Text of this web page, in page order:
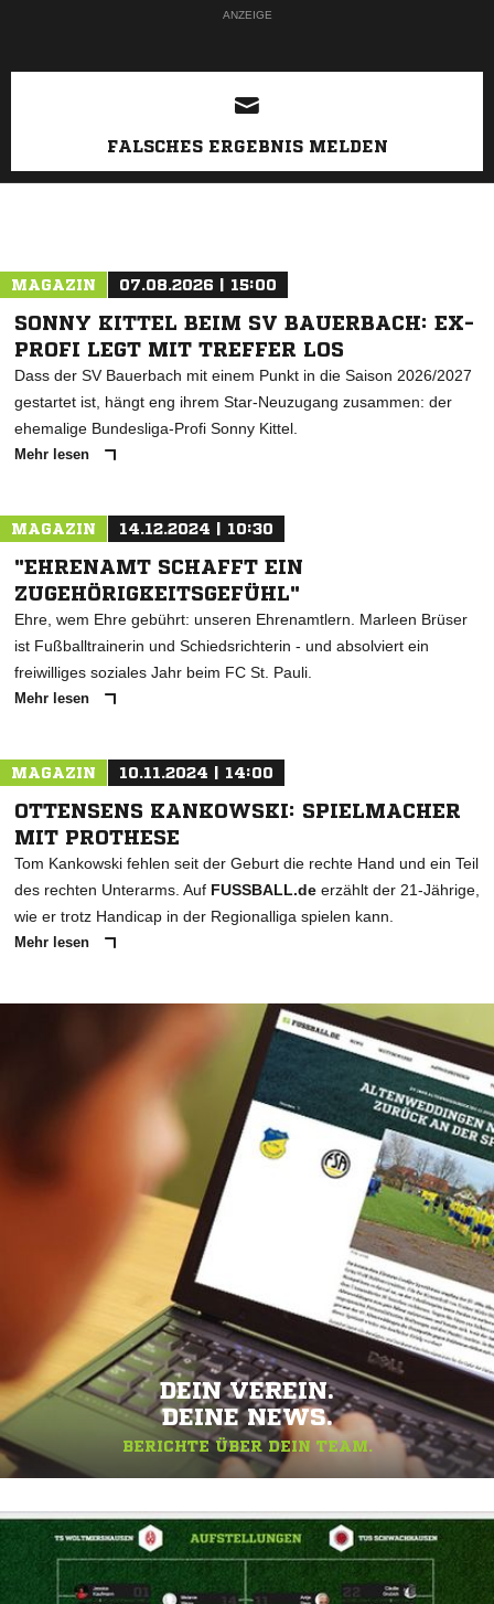
ANZEIGE
FALSCHES ERGEBNIS MELDEN
MAGAZIN 07.08.2026 | 15:00
SONNY KITTEL BEIM SV BAUERBACH: EX-
PROFI LEGT MIT TREFFER LOS
Dass der SV Bauerbach mit einem Punkt in die Saison 2026/2027
gestartet ist, hängt eng ihrem Star-Neuzugang zusammen: der
ehemalige Bundesliga-Profi Sonny Kittel.
Mehr lesen
MAGAZIN 14.12.2024 | 10:30
"EHRENAMT SCHAFFT EIN
ZUGEHÖRIGKEITSGEFÜHL"
Ehre, wem Ehre gebührt: unseren Ehrenamtlern. Marleen Brüser
ist Fußballtrainerin und Schiedsrichterin - und absolviert ein
freiwilliges soziales Jahr beim FC St. Pauli.
Mehr lesen
MAGAZIN 10.11.2024 | 14:00
OTTENSENS KANKOWSKI: SPIELMACHER
MIT PROTHESE
Tom Kankowski fehlen seit der Geburt die rechte Hand und ein Teil
des rechten Unterarms. Auf FUSSBALL.de erzählt der 21-Jährige,
wie er trotz Handicap in der Regionalliga spielen kann.
Mehr lesen
DEIN VEREIN.
DEINE NEWS.
BERICHTE ÜBER DEIN TEAM.